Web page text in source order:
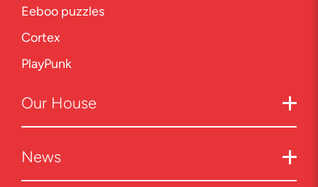
Eeboo puzzles
Cortex
PlayPunk
Our House
News